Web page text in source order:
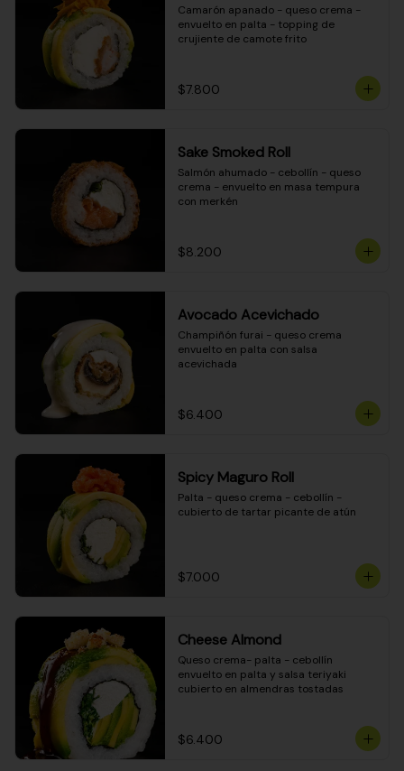
Camarón apanado - queso crema -
envuelto en palta - topping de
crujiente de camote frito
$7.800
Sake Smoked Roll
Salmón ahumado - cebollín - queso
crema - envuelto en masa tempura
con merkén
$8.200
Avocado Acevichado
Champiñón furai - queso crema
envuelto en palta con salsa
acevichada
$6.400
Spicy Maguro Roll
Palta - queso crema - cebollín -
cubierto de tartar picante de atún
$7.000
Cheese Almond
Queso crema- palta - cebollín
envuelto en palta y salsa teriyaki
cubierto en almendras tostadas
$6.400